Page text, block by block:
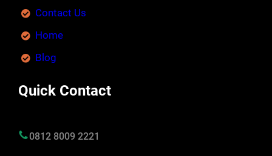
Contact Us
Home
Blog
Quick Contact
0812 8009 2221